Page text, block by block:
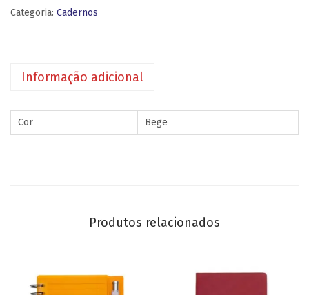
Categoria: Cadernos
Informação adicional
Cor Bege
Produtos relacionados